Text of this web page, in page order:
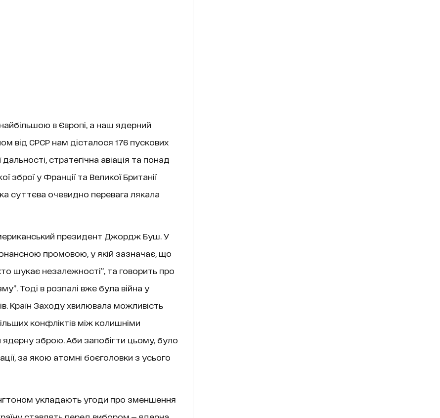
в Європі, а наш ядерний
від СРСР нам дісталося 176 пускових
стратегічна авіація та понад
зброї у Франції та Великої Британії
суттєва очевидно перевага лякала
президент Джордж Буш. У
промовою, у якій зазначає, що
шукає незалежності”, та говорить про
Тоді в розпалі вже була війна у
Країн Заходу хвилювала можливість
конфліктів між колишніми
зброю. Аби запобігти цьому, було
за якою атомні боєголовки з усього
укладають угоди про зменшення